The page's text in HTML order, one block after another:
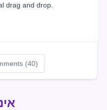
drag and drop.
(40)